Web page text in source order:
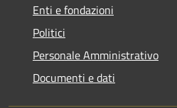
Enti e fondazioni
Politici
Personale Amministrativo
Documenti e dati